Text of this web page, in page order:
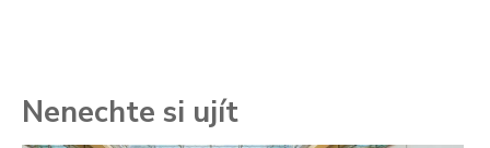
Nenechte si ujít